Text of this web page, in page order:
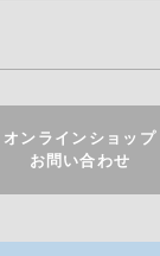
オンラインショップ
お問い合わせ